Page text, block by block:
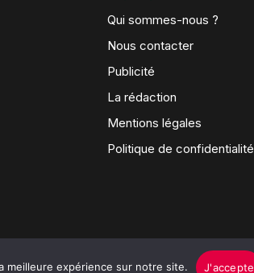
Qui sommes-nous ?
Nous contacter
Publicité
La rédaction
Mentions légales
Politique de confidentialité
meilleure expérience sur notre site. J'accepte